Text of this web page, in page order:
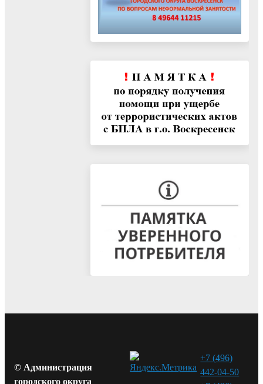
© Администрация
городского округа
+7 (496)
442-04-50